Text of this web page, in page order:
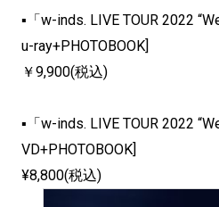
▪「w-inds. LIVE TOUR 2022
u-ray+PHOTOBOOK]
￥9,900(税込)
▪「w-inds. LIVE TOUR 2022
VD+PHOTOBOOK]
¥8,800(税込)